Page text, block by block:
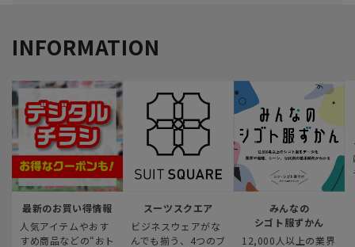
INFORMATION
最新のお買い得情報
人気アイテムやおす
すめ商品などの“おト
スーツスクエア
ビジネスウェアがな
んでも揃う、4つのブ
みんなの
シゴト服ずかん
12,000人以上の業界